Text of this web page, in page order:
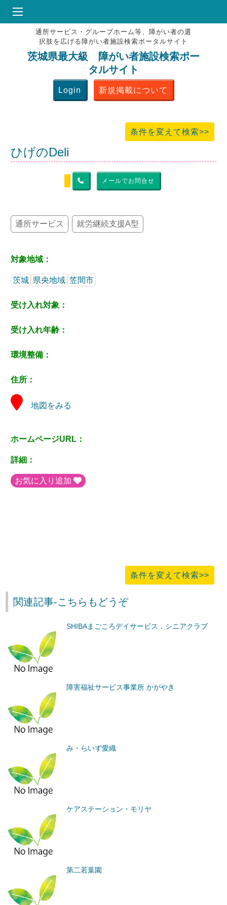
HOME
♥お気にりブックマーク
掲載会員MENU
よくある質問
通所サービス・グループホーム等、障がい者の選
択肢を広げる障がい者施設検索ポータルサイト
茨城県最大級 障がい者施設検索ポー
タルサイト
Login 新規掲載について
条件を変えて検索>>
ひげのDeli
メールでお問合せ
通所サービス 就労継続支援A型
対象地域：
茨城 県央地域 笠間市
受け入れ対象：
受け入れ年齢：
環境整備：
住所：
地図をみる
ホームページURL：
詳細：
お気に入り追加
条件を変えて検索>>
関連記事-こちらもどうぞ
SHIBAまごころデイサービス．シニアクラブ
障害福祉サービス事業所 かがやき
み・らいず愛織
ケアステーション・モリヤ
第二若葉園